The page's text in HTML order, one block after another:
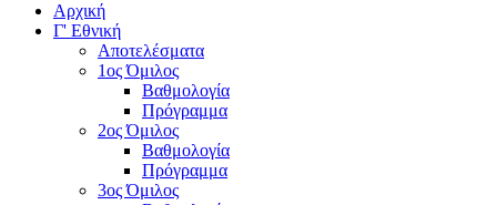
Αρχική
Γ' Εθνική
Αποτελέσματα
1ος Όμιλος
Βαθμολογία
Πρόγραμμα
2ος Όμιλος
Βαθμολογία
Πρόγραμμα
3ος Όμιλος